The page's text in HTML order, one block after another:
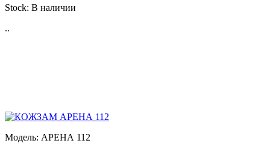
Stock: В наличии
..
Модель: АРЕНА 112